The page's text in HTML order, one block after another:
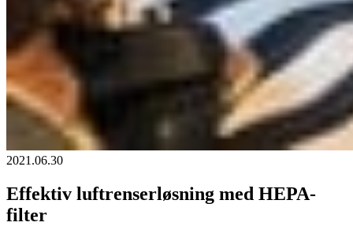
2021.06.30
Effektiv luftrenserløsning med HEPA-
filter